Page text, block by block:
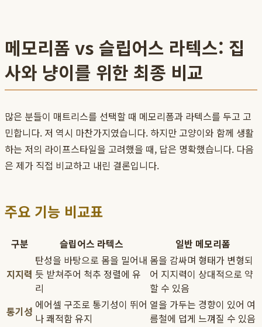
메모리폼 vs 슬립어스 라텍스: 집
사와 냥이를 위한 최종 비교
많은 분들이 매트리스를 선택할 때 메모리폼과 라텍스를 두고 고
민합니다. 저 역시 마찬가지였습니다. 하지만 고양이와 함께 생활
하는 저의 라이프스타일을 고려했을 때, 답은 명확했습니다. 다음
은 제가 직접 비교하고 내린 결론입니다.
주요 기능 비교표
구분 슬립어스 라텍스 일반 메모리폼
지지력
탄성을 바탕으로 몸을 밀어내
듯 받쳐주어 척추 정렬에 유
리
몸을 감싸며 형태가 변형되
어 지지력이 상대적으로 약
할 수 있음
통기성 에어셀 구조로 통기성이 뛰어
나 쾌적함 유지
열을 가두는 경향이 있어 여
름철에 덥게 느껴질 수 있음